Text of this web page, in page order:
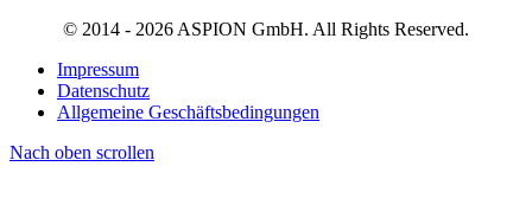
© 2014 - 2026 ASPION GmbH. All Rights Reserved.
Impressum
Datenschutz
Allgemeine Geschäftsbedingungen
Nach oben scrollen